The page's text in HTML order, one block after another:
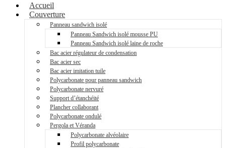
Accueil
Couverture
Panneau sandwich isolé
Panneau Sandwich isolé mousse PU
Panneau Sandwich isolé laine de roche
Bac acier régulateur de condensation
Bac acier sec
Bac acier imitation tuile
Polycarbonate pour panneau sandwich
Polycarbonate nervuré
Support d’étanchéité
Plancher collaborant
Polycarbonate ondulé
Pergola et Véranda
Polycarbonate alvéolaire
Profil polycarbonate